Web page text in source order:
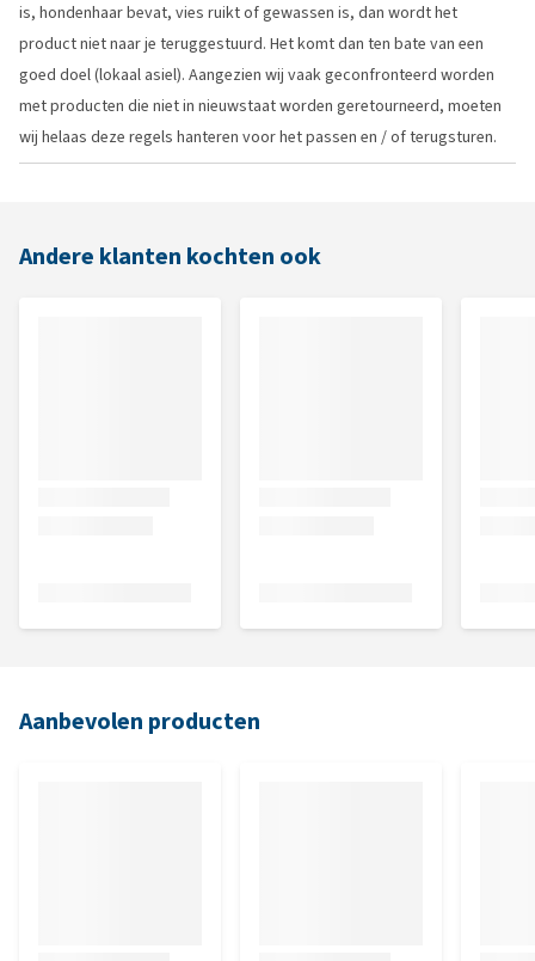
is, hondenhaar bevat, vies ruikt of gewassen is, dan wordt het
product niet naar je teruggestuurd. Het komt dan ten bate van een
goed doel (lokaal asiel). Aangezien wij vaak geconfronteerd worden
met producten die niet in nieuwstaat worden geretourneerd, moeten
wij helaas deze regels hanteren voor het passen en / of terugsturen.
Andere klanten kochten ook
Aanbevolen producten